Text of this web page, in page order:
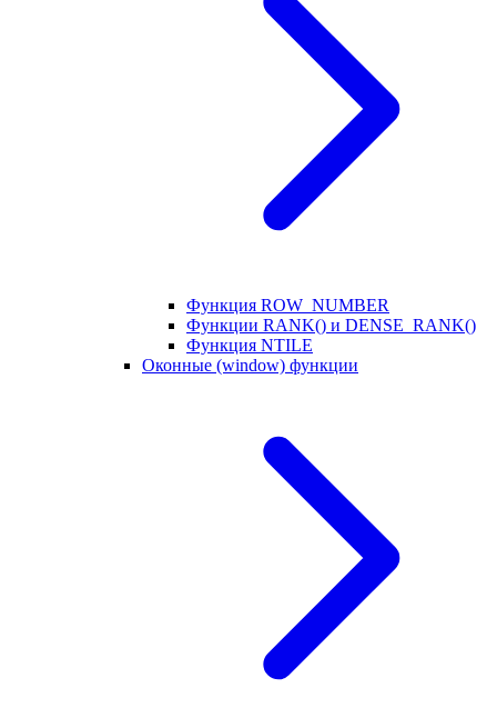
Функция ROW_NUMBER
Функции RANK() и DENSE_RANK()
Функция NTILE
Оконные (window) функции